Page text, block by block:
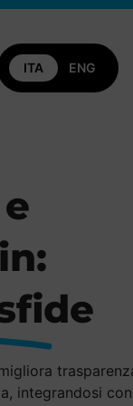
integrandosi con